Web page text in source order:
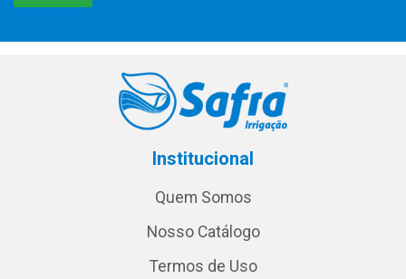
Institucional
Quem Somos
Nosso Catálogo
Termos de Uso